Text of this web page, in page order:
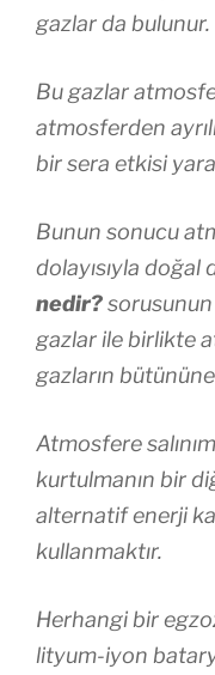
gazlar da bulunur.
Bu gazlar
atmosferden
bir sera etkisi
Bunun sonucu
dolayısıyla doğal
nedir?sorusunun
gazlar ile birlikte
gazların bütününe
Atmosfere
kurtulmanın bir
alternatif enerji
kullanmaktır.
Herhangi bir
lityum-iyon